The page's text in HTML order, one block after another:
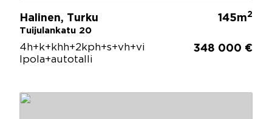
Halinen, Turku
Tuijulankatu 20
145m2
4h+k+khh+2kph+s+vh+vi
lpola+autotalli
348 000 €